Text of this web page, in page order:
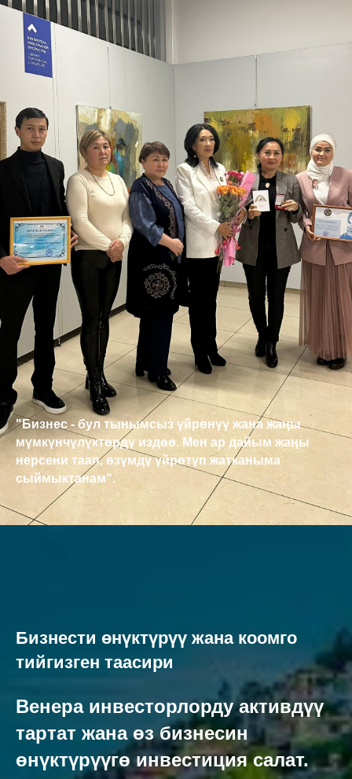
"Бизнес - бул тынымсыз үйрөнүү жана жаңы
мүмкүнчүлүктөрдү издөө. Мен ар дайым жаңы
нерсени таап, өзүмдү үйрөтүп жатканыма
сыймыктанам".
Бизнести өнүктүрүү жана коомго
тийгизген таасири
Венера инвесторлорду активдүү
тартат жана өз бизнесин
өнүктүрүүгө инвестиция салат.